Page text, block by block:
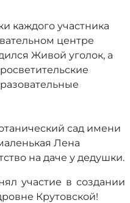
каждого участника
центре
Живой уголок, а
сад имени
Лена
на даче у дедушки.
участие в создании
Крутовской!